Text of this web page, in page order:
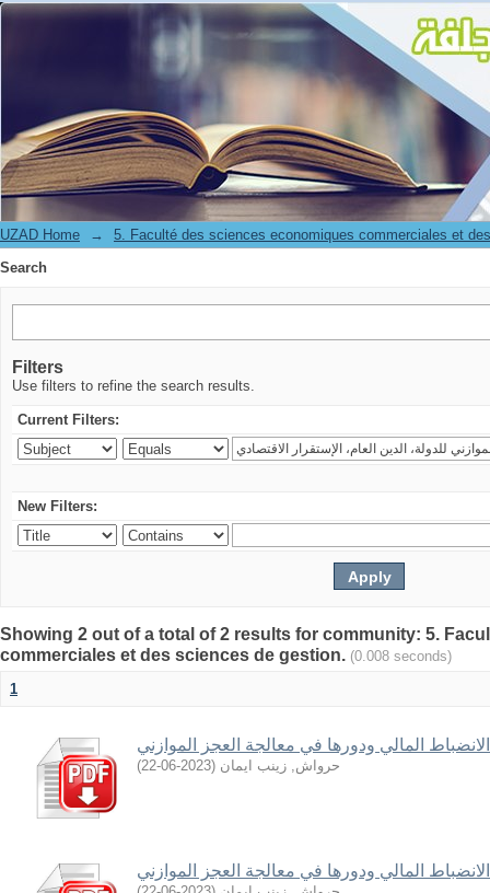
Search
UZAD Home →
5. Faculté des sciences economiques commerciales et
Search
Filters
Use filters to refine the search results.
Current Filters:
New Filters:
Showing 2 out of a total of 2 results for community: 5.
commerciales et des sciences de gestion. (0.008 seconds)
1
المالي ودورها في معالجة العجز الموازني
حرواش, زينب ايمان (
2023-06-22
)
المالي ودورها في معالجة العجز الموازني